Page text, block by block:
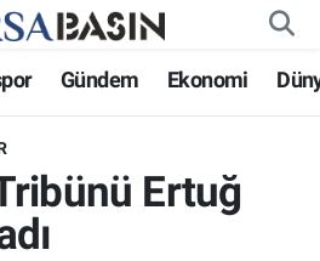
Gündem Ekonomi
Ertuğ